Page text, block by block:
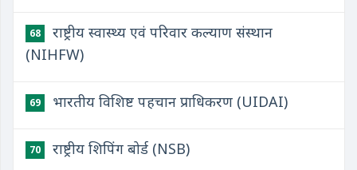
68
राष्ट्रीय स्वास्थ्य एवं परिवार कल्याण संस्थान
(NIHFW)
69 भारतीय विशिष्ट पहचान प्राधिकरण (UIDAI)
70 राष्ट्रीय शिपिंग बोर्ड (NSB)